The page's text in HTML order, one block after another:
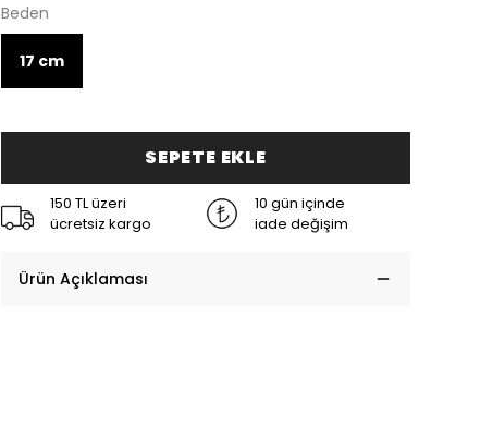
Beden
17 cm
SEPETE EKLE
150 TL üzeri
ücretsiz kargo
10 gün içinde
iade değişim
Ürün Açıklaması